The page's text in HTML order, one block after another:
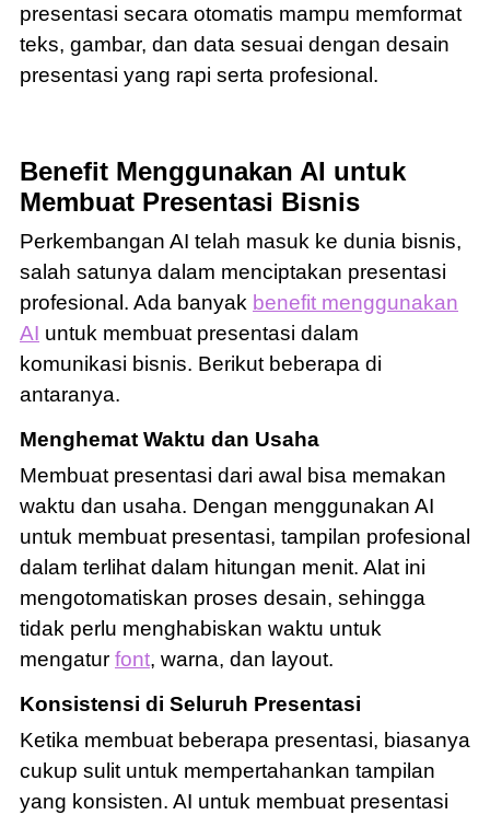
presentasi secara otomatis mampu memformat
teks, gambar, dan data sesuai dengan desain
presentasi yang rapi serta profesional.
Benefit Menggunakan AI untuk
Membuat Presentasi Bisnis
Perkembangan AI telah masuk ke dunia bisnis,
salah satunya dalam menciptakan presentasi
profesional. Ada banyak benefit menggunakan
AI untuk membuat presentasi dalam
komunikasi bisnis. Berikut beberapa di
antaranya.
Menghemat Waktu dan Usaha
Membuat presentasi dari awal bisa memakan
waktu dan usaha. Dengan menggunakan AI
untuk membuat presentasi, tampilan profesional
dalam terlihat dalam hitungan menit. Alat ini
mengotomatiskan proses desain, sehingga
tidak perlu menghabiskan waktu untuk
mengatur font, warna, dan layout.
Konsistensi di Seluruh Presentasi
Ketika membuat beberapa presentasi, biasanya
cukup sulit untuk mempertahankan tampilan
yang konsisten. AI untuk membuat presentasi